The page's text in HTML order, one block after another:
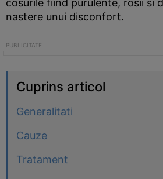
cosurile fiind purulente, rosii si
nastere unui disconfort.
Cuprins articol
Generalitati
Cauze
Tratament